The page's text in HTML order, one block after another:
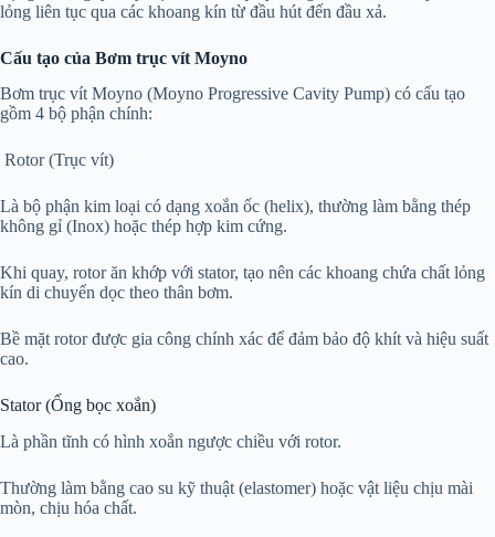
lỏng liên tục qua các khoang kín từ đầu hút đến đầu xả.
Cấu tạo của Bơm trục vít Moyno
Bơm trục vít Moyno (Moyno Progressive Cavity Pump) có cấu tạo
gồm 4 bộ phận chính:
Rotor (Trục vít)
Là bộ phận kim loại có dạng xoắn ốc (helix), thường làm bằng thép
không gỉ (Inox) hoặc thép hợp kim cứng.
Khi quay, rotor ăn khớp với stator, tạo nên các khoang chứa chất lỏng
kín di chuyển dọc theo thân bơm.
Bề mặt rotor được gia công chính xác để đảm bảo độ khít và hiệu suất
cao.
Stator (Ống bọc xoắn)
Là phần tĩnh có hình xoắn ngược chiều với rotor.
Thường làm bằng cao su kỹ thuật (elastomer) hoặc vật liệu chịu mài
mòn, chịu hóa chất.